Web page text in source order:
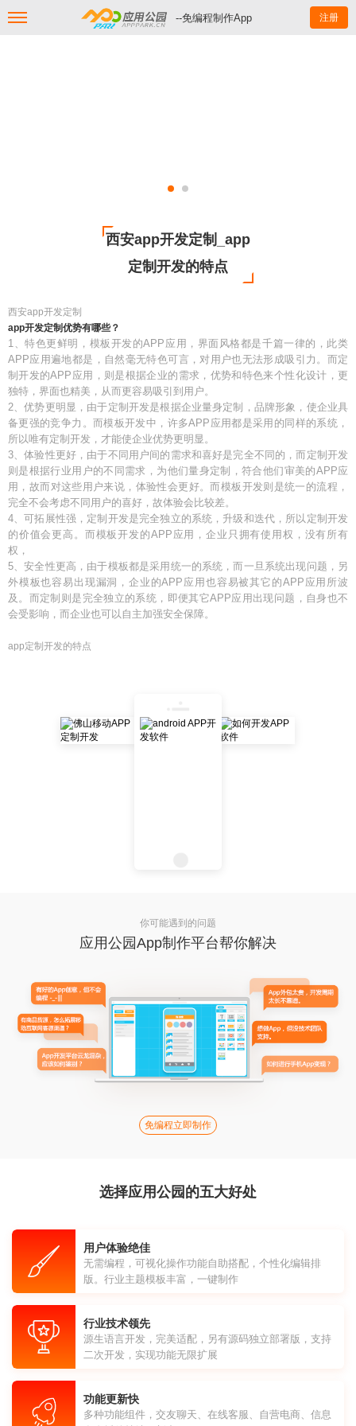
--免编程制作App 注册
西安app开发定制_app
定制开发的特点
西安app开发定制
app开发定制优势有哪些？
1、特色更鲜明，模板开发的APP应用，界面风格都是千篇一律的，此类
APP应用遍地都是，自然毫无特色可言，对用户也无法形成吸引力。而定
制开发的APP应用，则是根据企业的需求，优势和特色来个性化设计，更
独特，界面也精美，从而更容易吸引到用户。
2、优势更明显，由于定制开发是根据企业量身定制，品牌形象，使企业具
备更强的竞争力。而模板开发中，许多APP应用都是采用的同样的系统，
所以唯有定制开发，才能使企业优势更明显。
3、体验性更好，由于不同用户间的需求和喜好是完全不同的，而定制开发
则是根据行业用户的不同需求，为他们量身定制，符合他们审美的APP应
用，故而对这些用户来说，体验性会更好。而模板开发则是统一的流程，
完全不会考虑不同用户的喜好，故体验会比较差。
4、可拓展性强，定制开发是完全独立的系统，升级和迭代，所以定制开发
的价值会更高。而模板开发的APP应用，企业只拥有使用权，没有所有
权，
5、安全性更高，由于模板都是采用统一的系统，而一旦系统出现问题，另
外模板也容易出现漏洞，企业的APP应用也容易被其它的APP应用所波
及。而定制则是完全独立的系统，即便其它APP应用出现问题，自身也不
会受影响，而企业也可以自主加强安全保障。
app定制开发的特点
你可能遇到的问题
应用公园App制作平台帮你解决
免编程立即制作
选择应用公园的五大好处
用户体验绝佳
无需编程，可视化操作功能自助搭配，个性化编辑排
版。行业主题模板丰富，一键制作
行业技术领先
源生语言开发，完美适配，另有源码独立部署版，支持
二次开发，实现功能无限扩展
功能更新快
多种功能组件，交友聊天、在线客服、自营电商、信息